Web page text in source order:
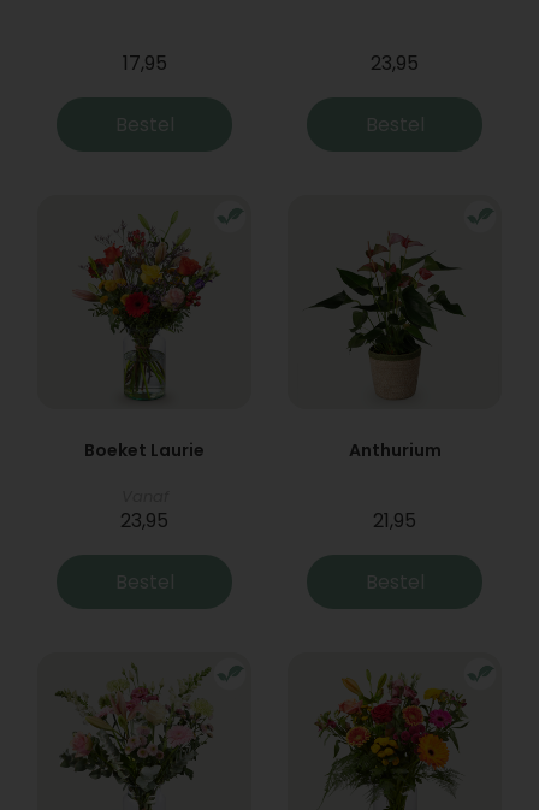
17,95
Bestel
23,95
Bestel
Boeket Laurie
23,95
Bestel
Anthurium
21,95
Bestel